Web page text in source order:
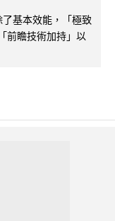
基本效能，「極致
前瞻技術加持」以